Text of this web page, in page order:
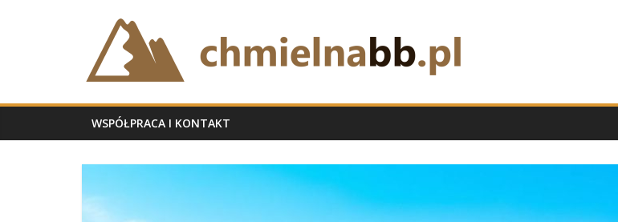
chmielnabb.pl
WSPÓŁPRACA I KONTAKT